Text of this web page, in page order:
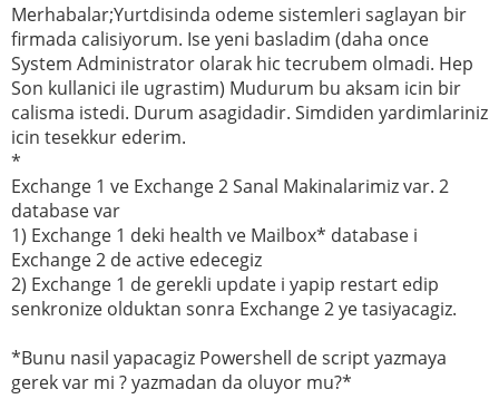
Merhabalar;Yurtdisinda odeme sistemleri saglayan bir
firmada calisiyorum. Ise yeni basladim (daha once
System Administrator olarak hic tecrubem olmadi. Hep
Son kullanici ile ugrastim) Mudurum bu aksam icin bir
calisma istedi. Durum asagidadir. Simdiden yardimlariniz
icin tesekkur ederim.
*
Exchange 1 ve Exchange 2 Sanal Makinalarimiz var. 2
database var
1) Exchange 1 deki health ve Mailbox* database i
Exchange 2 de active edecegiz
2) Exchange 1 de gerekli update i yapip restart edip
senkronize olduktan sonra Exchange 2 ye tasiyacagiz.
*Bunu nasil yapacagiz Powershell de script yazmaya
gerek var mi ? yazmadan da oluyor mu?*